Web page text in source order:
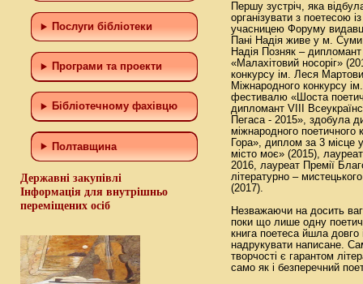
Послуги бібліотеки
Програми та проекти
Бiблiотечному фахiвцю
Полтавщина
Державні закупівлі
Інформація для внутрішньо
переміщених осіб
Першу зустріч, яка
організувати з поетесою
учасницею Форуму
Пані Надія живе у м.
Надія Позняк – дипломант
«Малахітовий носоріг»
конкурсу ім. Леся
Міжнародного конкурсу
фестивалю «Шоста
дипломант VIII
Пегаса - 2015», здобула
міжнародного поетичного
Гора», диплом за 3 місце
місто моє» (2015),
2016, лауреат Премії
літературно –
(2017).
Незважаючи на досить
поки що лише одну
книга поетеса йшла
надрукувати написане.
творчості є гарантом
само як і безперечний